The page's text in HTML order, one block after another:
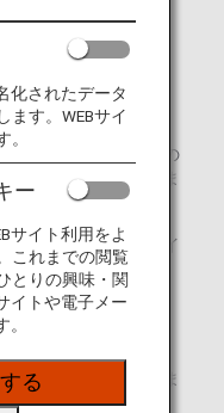
）
～2026年8月
るメニューです。その
てメニューが異なりま
食事をご提供するタイ
の長さにより、別途、
がございます。
になることがございま
化されたデータ
ます。WEBサイ
。
ー
サイト利用をよ
これまでの閲覧
とりの興味・関
イトや電子メー
る